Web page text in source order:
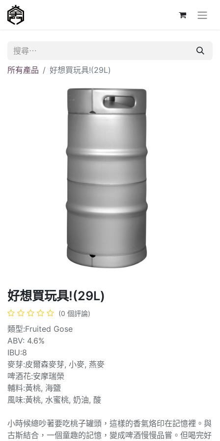
所有產品 好想買玩具!(29L)
好想買玩具!(29L)
(0 個評論)
類型:Fruited Gose
ABV: 4.6%
IBU:8
麥芽:皮爾森麥芽, 小麥, 燕麥
啤酒花:安摩瑞榮
輔料:黃桃, 海鹽
風味:黃桃, 水蜜桃, 奶油, 酸
小時候總吵著要吃桃子罐頭，這樣的香氣烙印在記憶裡。與
古斯結合，一個童趣的記憶，變成啤酒慢慢品嘗。但喝完好